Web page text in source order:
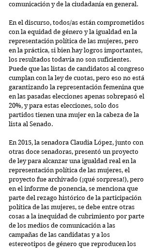
comunicación y de la ciudadanía en general.
En el discurso, todos/as están comprometidos
con la equidad de género y la igualdad en la
representación política de las mujeres, pero
en la práctica, si bien hay logros importantes,
los resultados todavía no son suficientes.
Puede que las listas de candidatos al congreso
cumplan con la ley de cuotas, pero eso no está
garantizando la representación femenina que
en las pasadas elecciones apenas sobrepasó el
20%, y para estas elecciones, solo dos
partidos tienen una mujer en la cabeza de la
lista al Senado.
En 2015, la senadora Claudia López, junto con
otras doce senadoras, presentó un proyecto
de ley para alcanzar una igualdad real en la
representación política de las mujeres, el
proyecto fue archivado (¡qué sorpresa!), pero
en el informe de ponencia, se menciona que
parte del rezago histórico de la participación
política de las mujeres, se debe entre otras
cosas a la inequidad de cubrimiento por parte
de los medios de comunicación a las
campañas de las candidatas y a los
estereotipos de género que reproducen los